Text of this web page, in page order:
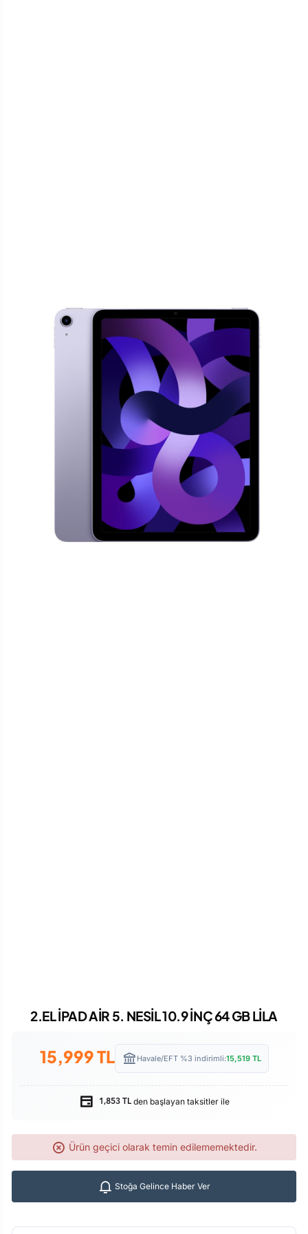
2.EL İPAD AİR 5. NESİL 10.9 İNÇ 64 GB LİLA
15,999TL Havale/EFT %3 indirimli:15,519TL
1,853 TLden başlayan taksitler ile
Ürün geçici olarak temin edilememektedir.
Stoğa Gelince Haber Ver